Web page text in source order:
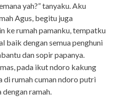
yah?” tanyaku. Aku
Agus, begitu juga
ke rumah pamanku, tempatku
baik dengan semua penghuni
dan sopir papanya.
pada ikut ndoro kakung
di rumah cuman ndoro putri
ramah.